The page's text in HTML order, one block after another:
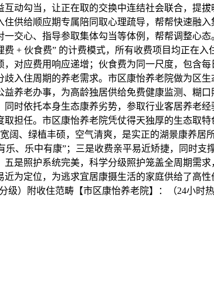
动勾当，让正在取的交换中连结社会联合，提
供给顺应期专属陪同取心理疏导，帮帮快速融
交心、指导参取集体勾当等体例，帮帮调整心
+ 伙食费” 的计费模式，所有收费项目均正在
对应费用响应递增；伙食费为同一尺度，包含
入住周期的养老需求。市区康怡养老院做为区
养老办事，为高龄独居供给免费健康监测、糊
时依托本身生态康养劣势，参取行业客居养老经
担任。市区康怡养老院凭仗得天独厚的生态取
、绿植丰硕，空气清爽，是实正的湖景康养居
、乐中有康”；三是收费亲平易近矫捷，同时支
是照护系统完美，科学分级照护笼盖全周期需
为定位，为逃求宜居康摄生活的家庭供给了高性
）附收住范畴【市区康怡养老院】：（24小时